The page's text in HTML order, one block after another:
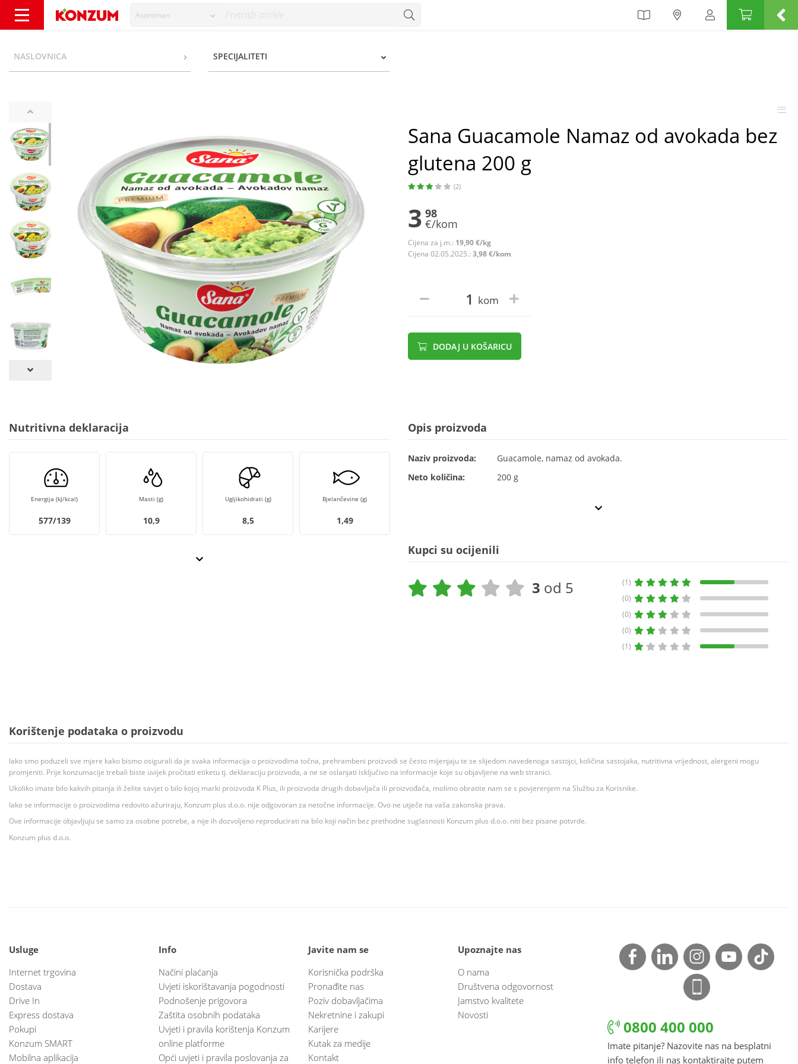
Asortiman
NASLOVNICA SPECIJALITETI
Sana Guacamole Namaz od avokada bez
glutena 200 g
(2)
3 98
€/kom
Cijena za j.m.: 19,90 €/kg
Cijena 02.05.2025.: 3,98 €/kom
kom
DODAJ U KOŠARICU
Nutritivna deklaracija
Energija (kJ/kcal)
577/139
Masti (g)
10,9
Ugljikohidrati (g)
8,5
Bjelančevine (g)
1,49
Opis proizvoda
Naziv proizvoda:
Guacamole, namaz od avokada.
Neto količina:
200 g
Kupci su ocijenili
3 od 5
(1)
(0)
(0)
(0)
(1)
Korištenje podataka o proizvodu
Iako smo poduzeli sve mjere kako bismo osigurali da je svaka informacija o proizvodima točna, prehrambeni proizvodi se često mijenjaju te se slijedom navedenoga sastojci, količina sastojaka, nutritivna vrijednost, alergeni mogu
promjeniti. Prije konzumacije trebali biste uvijek pročitati etiketu tj. deklaraciju proizvoda, a ne se oslanjati isključivo na informacije koje su objavljene na web stranici.
Ukoliko imate bilo kakvih pitanja ili želite savjet o bilo kojoj marki proizvoda K Plus, ili proizvoda drugih dobavljača ili proizvođača, molimo obratite nam se s povjerenjem na Službu za Korisnike.
Iako se informacije o proizvodima redovito ažuriraju, Konzum plus d.o.o. nije odgovoran za netočne informacije. Ovo ne utječe na vaša zakonska prava.
Ove informacije objavljuju se samo za osobne potrebe, a nije ih dozvoljeno reproducirati na bilo koji način bez prethodne suglasnosti Konzum plus d.o.o. niti bez pisane potvrde.
Konzum plus d.o.o.
Usluge
Internet trgovina
Dostava
Drive In
Express dostava
Pokupi
Konzum SMART
Mobilna aplikacija
Info
Načini plaćanja
Uvjeti iskorištavanja pogodnosti
Podnošenje prigovora
Zaštita osobnih podataka
Uvjeti i pravila korištenja Konzum
online platforme
Opći uvjeti i pravila poslovanja za
Javite nam se
Korisnička podrška
Pronađite nas
Poziv dobavljačima
Nekretnine i zakupi
Karijere
Kutak za medije
Kontakt
Upoznajte nas
O nama
Društvena odgovornost
Jamstvo kvalitete
Novosti
0800 400 000
Imate pitanje? Nazovite nas na besplatni
info telefon ili nas kontaktirajte putem